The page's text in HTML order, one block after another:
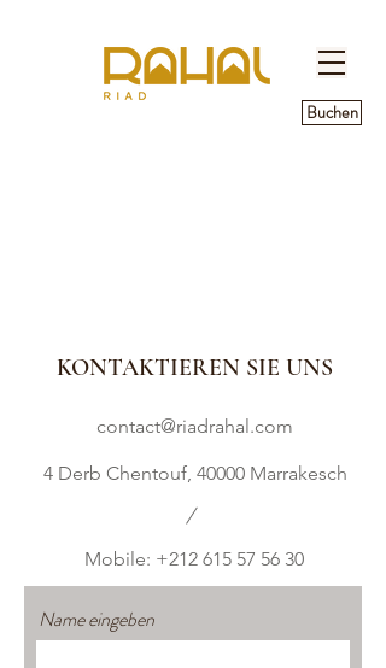
Buchen
KONTAKTIEREN SIE UNS
contact@riadrahal.com
4 Derb Chentouf, 40000 Marrakesch
/
Mobile: +212 615 57 56 30
Name eingeben